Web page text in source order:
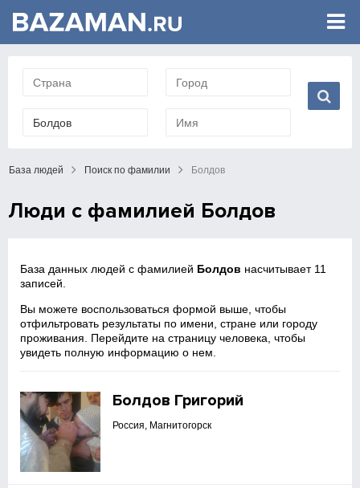
База людей Поиск по фамилии Болдов
Люди с фамилией Болдов
База данных людей с фамилией Болдов насчитывает 11
записей.
Вы можете воспользоваться формой выше, чтобы
отфильтровать результаты по имени, стране или городу
проживания. Перейдите на страницу человека, чтобы
увидеть полную информацию о нем.
Болдов Григорий
Россия, Магнитогорск